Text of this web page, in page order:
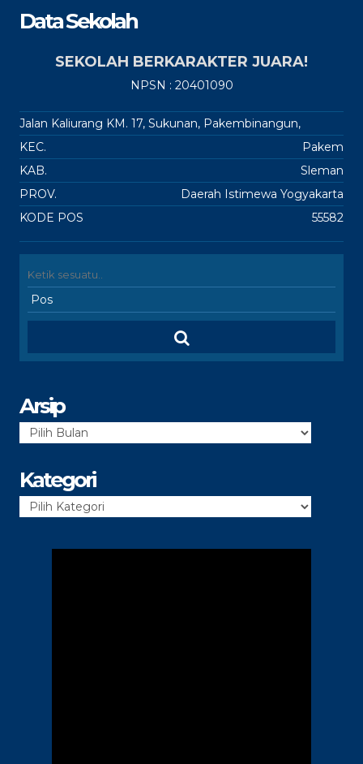
Data Sekolah
SEKOLAH BERKARAKTER JUARA!
NPSN : 20401090
Jalan Kaliurang KM. 17, Sukunan, Pakembinangun,
KEC.
Pakem
KAB.
Sleman
PROV.
Daerah Istimewa Yogyakarta
KODE POS
55582
Arsip
Arsip
Kategori
Kategori